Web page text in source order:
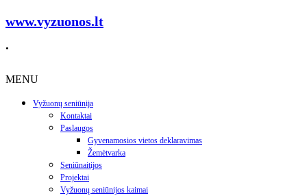
www.vyzuonos.lt
.
MENU
Vyžuonų seniūnija
Kontaktai
Paslaugos
Gyvenamosios vietos deklaravimas
Žemėtvarka
Seniūnaitijos
Projektai
Vyžuonų seniūnijos kaimai